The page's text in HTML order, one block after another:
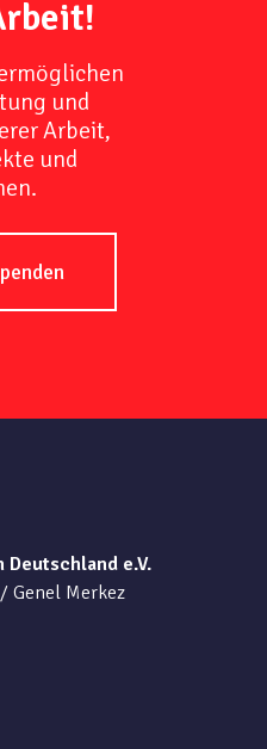
und
Arbeit,
und
Deutschland e.V.
Genel Merkez